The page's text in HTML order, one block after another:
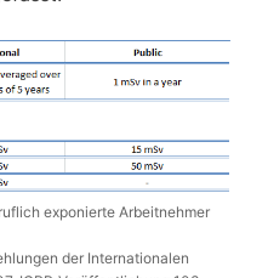
exponierte Arbeitnehmer
der Internationalen